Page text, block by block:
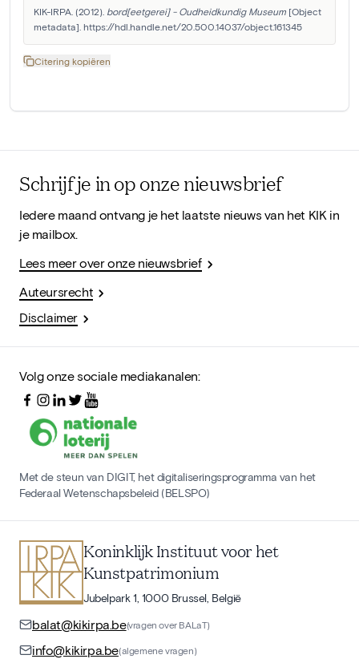
KIK-IRPA. (2012). bord[eetgerei] - Oudheidkundig Museum [Object
metadata]. https://hdl.handle.net/20.500.14037/object.161345
Citering kopiëren
Schrijf je in op onze nieuwsbrief
Iedere maand ontvang je het laatste nieuws van het KIK in
je mailbox.
Lees meer over onze nieuwsbrief
Auteursrecht
Disclaimer
Volg onze sociale mediakanalen:
Met de steun van DIGIT, het digitaliseringsprogramma van het
Federaal Wetenschapsbeleid (BELSPO)
Koninklijk Instituut voor het
Kunstpatrimonium
Jubelpark 1, 1000 Brussel, België
balat@kikirpa.be(vragen over BALaT)
info@kikirpa.be(algemene vragen)